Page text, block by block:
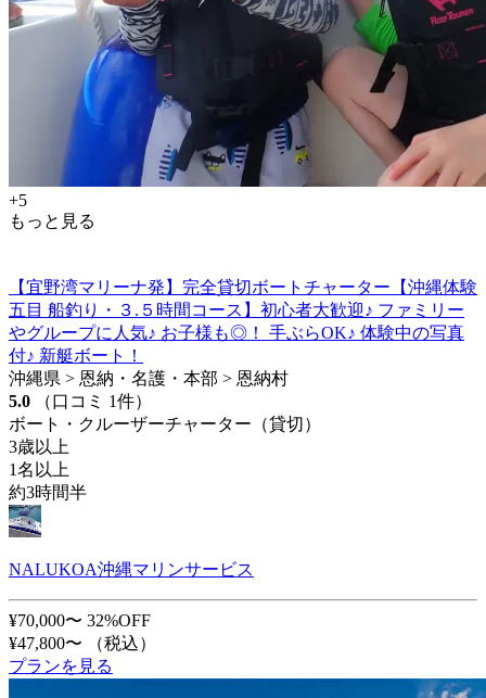
+5
もっと見る
【宜野湾マリーナ発】完全貸切ボートチャーター【沖縄体験
五目 船釣り・３.５時間コース】初心者大歓迎♪ ファミリー
やグループに人気♪ お子様も◎！ 手ぶらOK♪ 体験中の写真
付♪ 新艇ボート！
沖縄県 > 恩納・名護・本部 > 恩納村
5.0
（口コミ 1件）
ボート・クルーザーチャーター（貸切）
3歳以上
1名以上
約3時間半
NALUKOA沖縄マリンサービス
¥70,000〜 32%OFF
¥47,800〜
（税込）
プランを見る